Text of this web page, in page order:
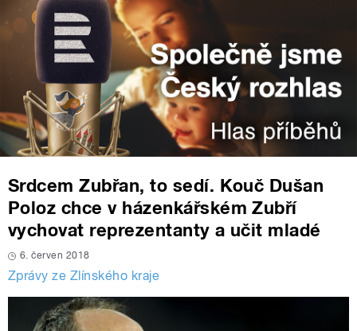
Srdcem Zubřan, to sedí. Kouč Dušan
Poloz chce v házenkářském Zubří
vychovat reprezentanty a učit mladé
6. červen 2018
Zprávy ze Zlínského kraje